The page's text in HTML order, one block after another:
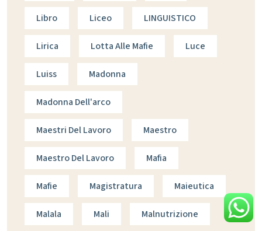
Libro Liceo LINGUISTICO
Lirica Lotta Alle Mafie Luce
Luiss Madonna
Madonna Dell'arco
Maestri Del Lavoro Maestro
Maestro Del Lavoro Mafia
Mafie Magistratura Maieutica
Malala Mali Malnutrizione